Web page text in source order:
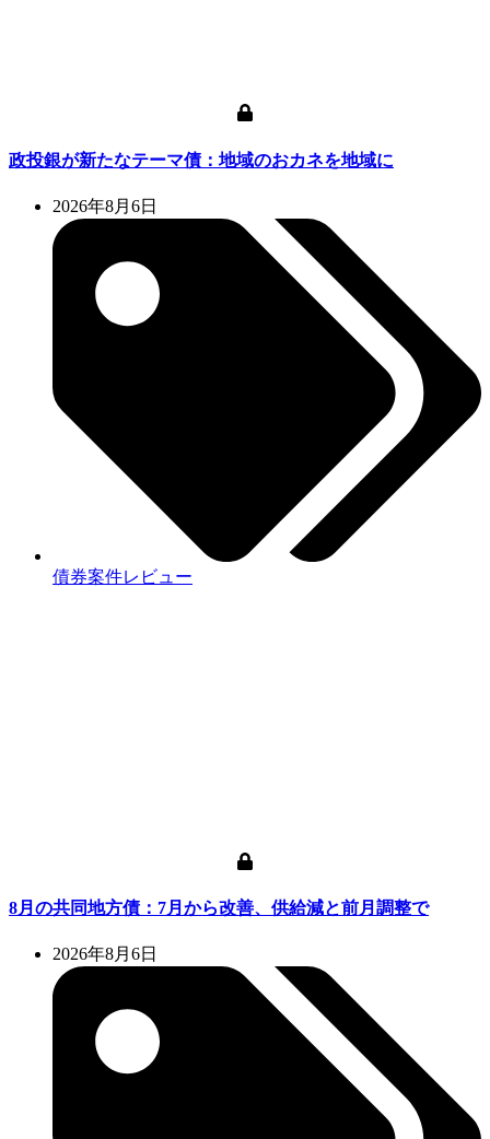
政投銀が新たなテーマ債：地域のおカネを地域に
2026年8月6日
債券案件レビュー
8月の共同地方債：7月から改善、供給減と前月調整で
2026年8月6日